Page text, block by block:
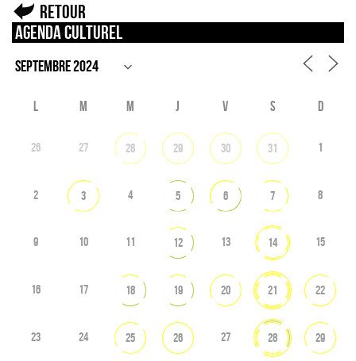
Retour
Agenda culturel
L M M J V S D
26 27 28 29 30 31 1
2 3 4 5 6 7 8
9 10 11 12 13 14 15
16 17 18 19 20 21 22
23 24 25 26 27 28 29